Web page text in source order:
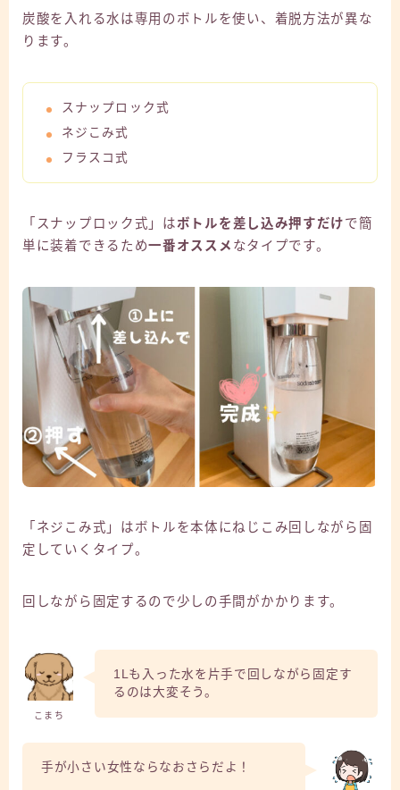
炭酸を入れる水は専用のボトルを使い、着脱方法が異な
ります。
スナップロック式
ネジこみ式
フラスコ式
「スナップロック式」はボトルを差し込み押すだけで簡
単に装着できるため一番オススメ なタイプです。
「ネジこみ式」はボトルを本体にねじこみ回しながら固
定していくタイプ。
回しながら固定するので少しの手間がかかります。
こまち
1Lも入った水を片手で回しながら固定す
るのは大変そう。
手が小さい女性ならなおさらだよ！